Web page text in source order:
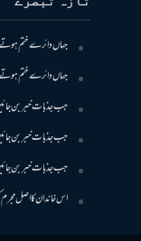
جہاں دائرے ختم ہوتے
جہاں دائرے ختم ہوتے
جب جذبات خبر بن
جب جذبات خبر بن
جب جذبات خبر بن
اس خاندان کا اصل